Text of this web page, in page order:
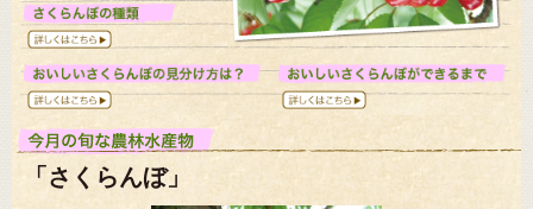
「さくらんぼ」